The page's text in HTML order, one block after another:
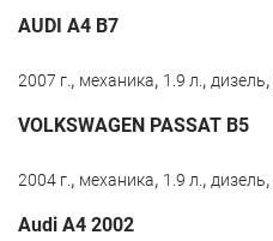
AUDI A4 B7
2007 г., механика, 1.9 л., дизель,
VOLKSWAGEN PASSAT B5
2004 г., механика, 1.9 л., дизель,
Audi A4 2002